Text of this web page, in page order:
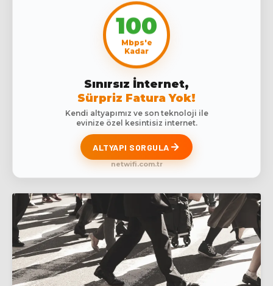
100
Mbps'e
Kadar
Sınırsız İnternet,
Sürpriz Fatura Yok!
Kendi altyapımız ve son teknoloji ile
evinize özel kesintisiz internet.
ALTYAPI SORGULA
netwifi.com.tr